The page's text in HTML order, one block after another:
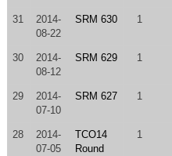
31
2014-
08-22
SRM 630 1
30
2014-
08-12
SRM 629 1
29
2014-
07-10
SRM 627 1
28
2014-
07-05
TCO14
Round
1